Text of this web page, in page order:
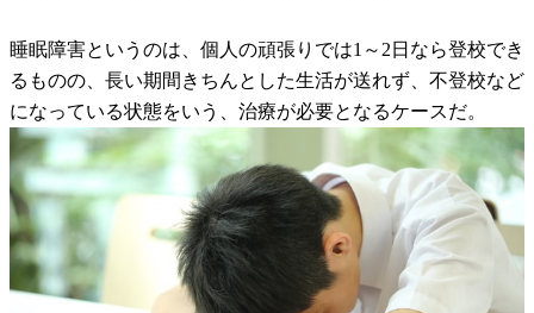
睡眠障害というのは、個人の頑張りでは1～2日なら登校でき
るものの、長い期間きちんとした生活が送れず、不登校など
になっている状態をいう、治療が必要となるケースだ。